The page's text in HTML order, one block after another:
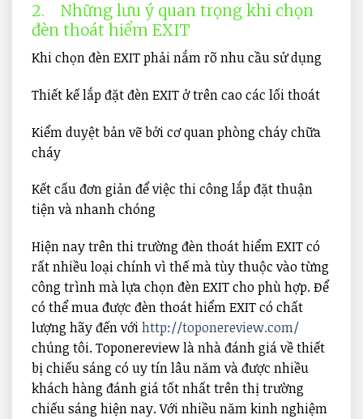
2. Những lưu ý quan trọng khi chọn
đèn thoát hiểm EXIT
Khi chọn đèn EXIT phải nắm rõ nhu cầu sử dụng
Thiết kế lắp đặt đèn EXIT ở trên cao các lối thoát
Kiểm duyệt bản vẽ bởi cơ quan phòng cháy chữa
cháy
Kết cấu đơn giản để việc thi công lắp đặt thuận
tiện và nhanh chóng
Hiện nay trên thi trường đèn thoát hiểm EXIT có
rất nhiều loại chính vì thế mà tùy thuộc vào từng
công trình mà lựa chọn đèn EXIT cho phù hợp. Để
có thể mua được đèn thoát hiểm EXIT có chất
lượng hãy đến vớihttp://toponereview.com/
chúng tôi. Toponereview là nhà đánh giá về thiết
bị chiếu sáng có uy tín lâu năm và được nhiều
khách hàng đánh giá tốt nhất trên thị trường
chiếu sáng hiện nay. Với nhiều năm kinh nghiệm